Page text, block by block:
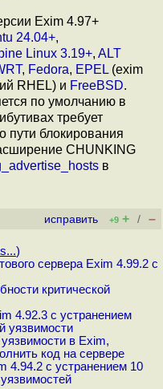
Exim 4.97+
24.04+,
Linux 3.19+, ALT
, Fedora, EPEL (exim
RHEL) и FreeBSD.
по умолчанию в
требует
пути блокирования
CHUNKING
в
исправить +9 + / –
)
сервера Exim 4.99.2 с
критической
4.92.3 с устранением
уязвимости
в Exim,
код на сервере
4.94.2 с устранением 10